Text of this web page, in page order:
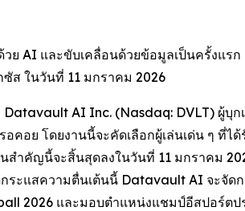
ย AI และขับเคลื่อนด้วยข้อมูลเป็นครั้งแ
ส ในวันที่ 11 มกราคม 2026
Datavault AI Inc. (Nasdaq: DVLT) ผู้บุ
อย โดยงานนี้จะคัดเลือกผู้เล่นเด่น ๆ ที่ไ
สำคัญนี้จะสิ้นสุดลงในวันที่ 11 มกราคม
ระแสความตื่นเต้นนี้ Datavault AI จะจั
2026 และมอบตำแหน่งแชมป์อีสปอร์ตป